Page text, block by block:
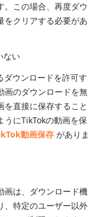
。この場合、再度ダウ
をクリアする必要があ
ない
ダウンロードを許可す
画のダウンロードを無
直接に保存すること
うにTikTokの動画を保
動画保存 がありま
画は、ダウンロード機
、特定のユーザー以外